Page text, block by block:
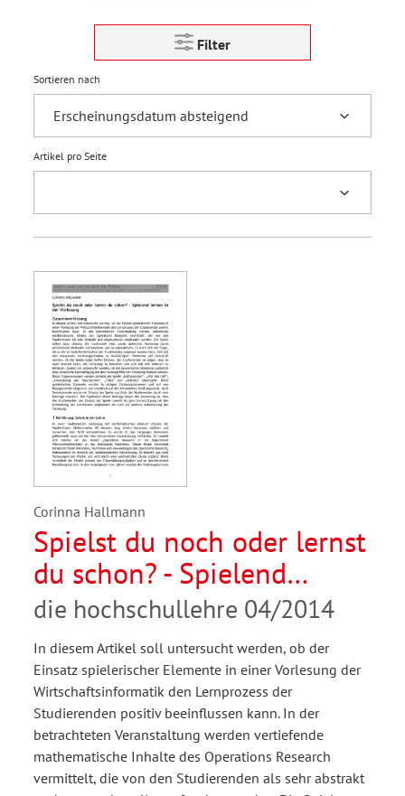
Filter
Sortieren nach
Artikel pro Seite
Corinna Hallmann
Spielst du noch oder lernst
du schon? - Spielend
lernen in der Vorlesung
die hochschullehre 04/2014
In diesem Artikel soll untersucht werden, ob der
Einsatz spielerischer Elemente in einer Vorlesung der
Wirtschaftsinformatik den Lernprozess der
Studierenden positiv beeinflussen kann. In der
betrachteten Veranstaltung werden vertiefende
mathematische Inhalte des Operations Research
vermittelt, die von den Studierenden als sehr abstrakt